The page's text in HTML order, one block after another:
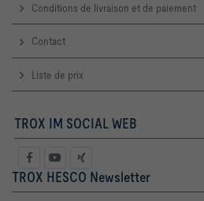
Conditions de livraison et de paiement
Contact
Liste de prix
TROX IM SOCIAL WEB
TROX HESCO Newsletter